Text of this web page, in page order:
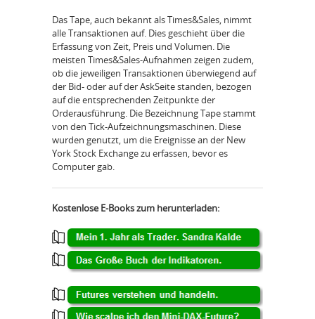
Das Tape, auch bekannt als Times&Sales, nimmt
alle Transaktionen auf. Dies geschieht über die
Erfassung von Zeit, Preis und Volumen. Die
meisten Times&Sales-Aufnahmen zeigen zudem,
ob die jeweiligen Transaktionen überwiegend auf
der Bid- oder auf der AskSeite standen, bezogen
auf die entsprechenden Zeitpunkte der
Orderausführung. Die Bezeichnung Tape stammt
von den Tick-Aufzeichnungsmaschinen. Diese
wurden genutzt, um die Ereignisse an der New
York Stock Exchange zu erfassen, bevor es
Computer gab.
Kostenlose E-Books zum herunterladen: